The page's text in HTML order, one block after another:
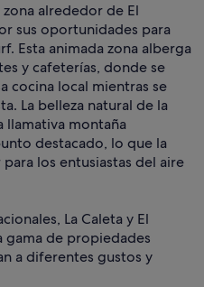
alrededor de El
sus oportunidades para
Esta animada zona alberga
y cafeterías, donde se
cocina local mientras se
La belleza natural de la
llamativa montaña
destacado, lo que la
los entusiastas del aire
La Caleta y El
gama de propiedades
a diferentes gustos y